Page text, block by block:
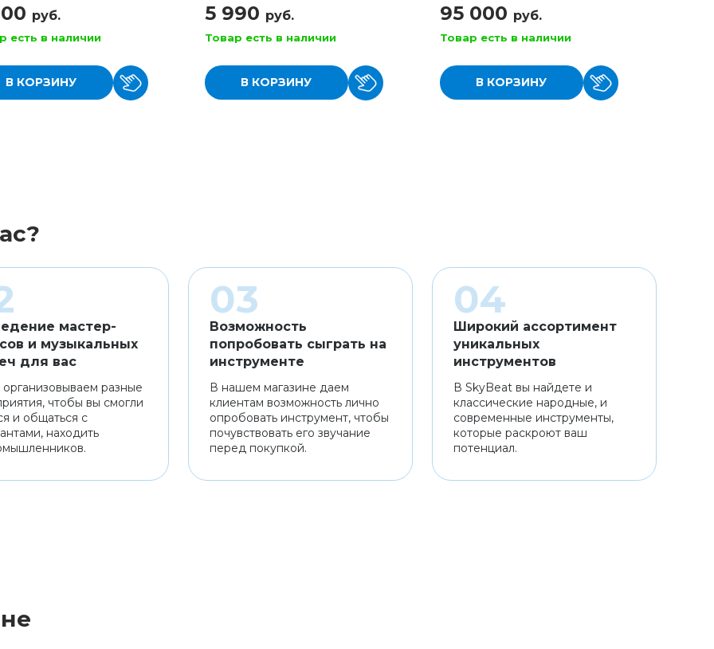
руб.
есть в наличии
В КОРЗИНУ
5 990 руб.
Товар есть в наличии
В КОРЗИНУ
95 000 руб.
Товар есть в наличии
В КОРЗИНУ
мастер-
и музыкальных
для вас
организовываем разные
чтобы вы смогли
и общаться с
находить
Возможность
попробовать сыграть на
инструменте
В нашем магазине даем
клиентам возможность лично
опробовать инструмент, чтобы
почувствовать его звучание
перед покупкой.
Широкий ассортимент
уникальных
инструментов
В SkyBeat вы найдете и
классические народные, и
современные инструменты,
которые раскроют ваш
потенциал.